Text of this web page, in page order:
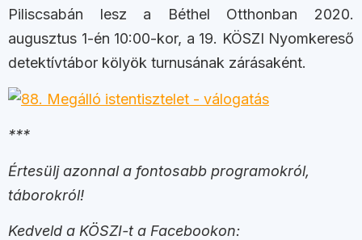
Piliscsabán lesz a Béthel Otthonban 2020.
augusztus 1-én 10:00-kor, a 19. KÖSZI Nyomkereső
detektívtábor kölyök turnusának zárásaként.
***
Értesülj azonnal a fontosabb programokról,
táborokról!
Kedveld a KÖSZI-t a Facebookon: